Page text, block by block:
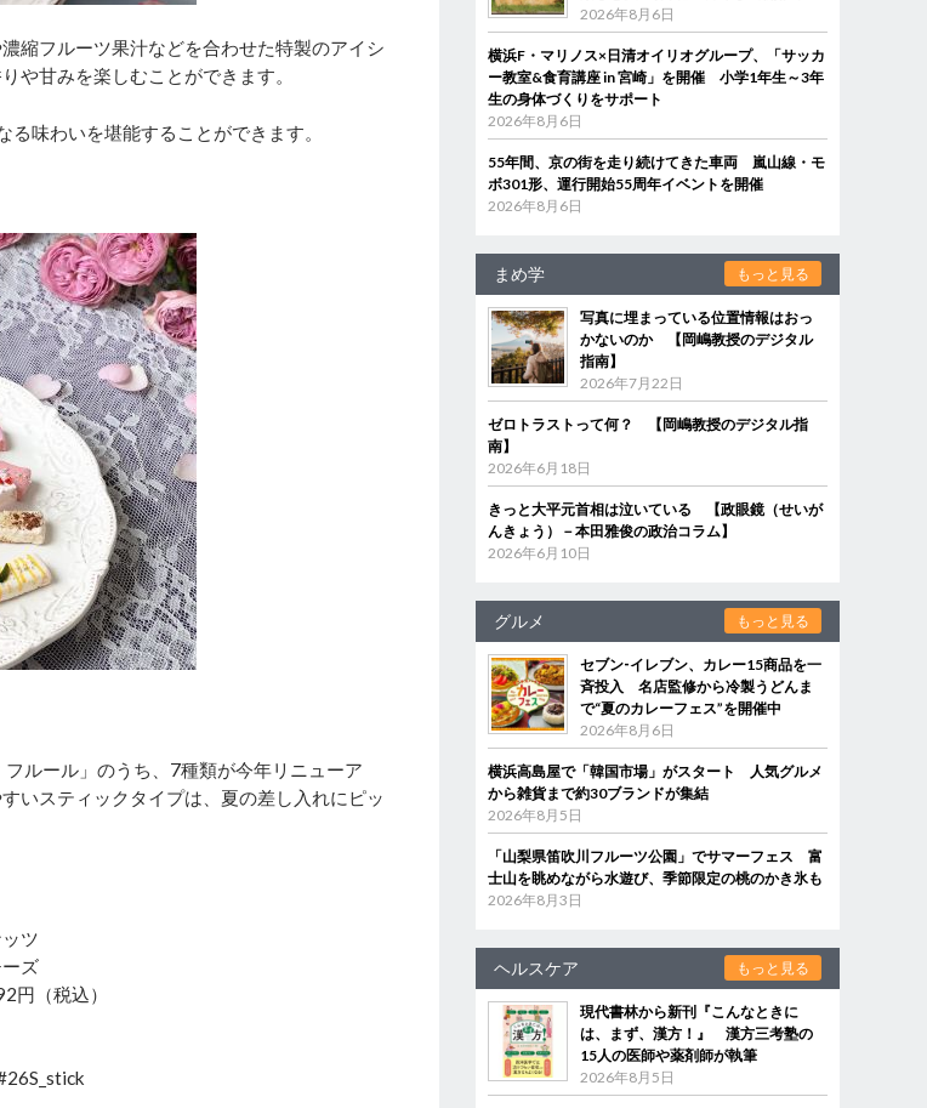
縮フルーツ果汁などを合わせた特製のアイシ
や甘みを楽しむことができます。
味わいを堪能することができます。
ルール」のうち、7種類が今年リニューア
いスティックタイプは、夏の差し入れにピッ
ツ
ズ
円（税込）
2026年8月6日
横浜F・マリノス×日清オイリオグループ、「サッカ
ー教室&食育講座 in 宮崎」を開催 小学1年生～3年
生の身体づくりをサポート
2026年8月6日
55年間、京の街を走り続けてきた車両 嵐山線・モ
ボ301形、運行開始55周年イベントを開催
2026年8月6日
まめ学 もっと見る
写真に埋まっている位置情報はおっ
かないのか 【岡嶋教授のデジタル
指南】
2026年7月22日
ゼロトラストって何？ 【岡嶋教授のデジタル指
南】
2026年6月18日
きっと大平元首相は泣いている 【政眼鏡（せいが
んきょう）－本田雅俊の政治コラム】
2026年6月10日
グルメ もっと見る
セブン‐イレブン、カレー15商品を一
斉投入 名店監修から冷製うどんま
で“夏のカレーフェス”を開催中
2026年8月6日
横浜高島屋で「韓国市場」がスタート 人気グルメ
から雑貨まで約30ブランドが集結
2026年8月5日
「山梨県笛吹川フルーツ公園」でサマーフェス 富
士山を眺めながら水遊び、季節限定の桃のかき氷も
2026年8月3日
ヘルスケア もっと見る
現代書林から新刊『こんなときに
は、まず、漢方！』 漢方三考塾の
15人の医師や薬剤師が執筆
2026年8月5日